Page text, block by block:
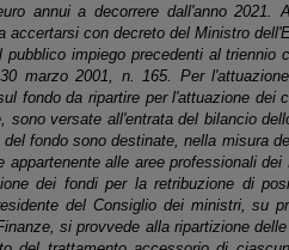
annui a decorrere dall'anno 2021.
accertarsi con decreto del Ministro
impiego precedenti al triennio
marzo 2001, n. 165. Per
fondo da ripartire per l'attuazione dei
sono versate all'entrata del bilancio
fondo sono destinate, nella misura
alle aree professionali dei
dei fondi per la retribuzione di
del Consiglio dei ministri, su
si provvede alla ripartizione